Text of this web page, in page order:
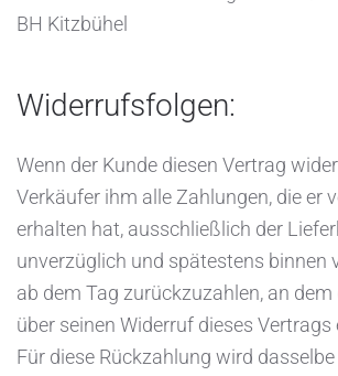
BH Kitzbühel
Widerrufsfolgen:
Wenn der Kunde diesen Vertrag
Verkäufer ihm alle Zahlungen, die er
erhalten hat, ausschließlich der
unverzüglich und spätestens binnen
ab dem Tag zurückzuzahlen, an
über seinen Widerruf dieses
Für diese Rückzahlung wird